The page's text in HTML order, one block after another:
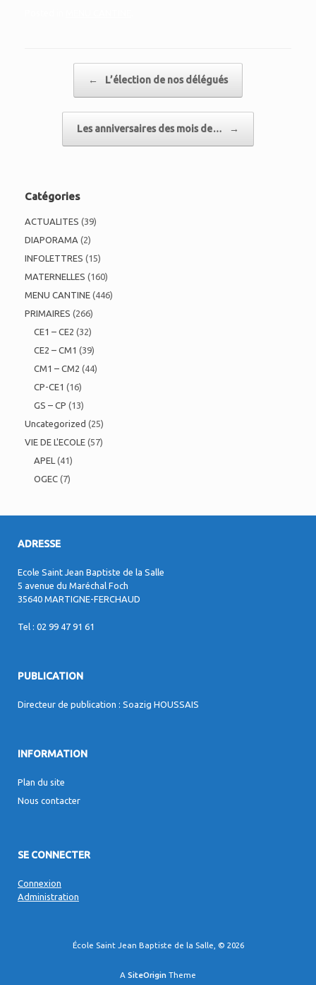
← L’élection de nos délégués
Les anniversaires des mois de… →
Catégories
ACTUALITES (39)
DIAPORAMA (2)
INFOLETTRES (15)
MATERNELLES (160)
MENU CANTINE (446)
PRIMAIRES (266)
CE1 – CE2 (32)
CE2 – CM1 (39)
CM1 – CM2 (44)
CP-CE1 (16)
GS – CP (13)
Uncategorized (25)
VIE DE L'ECOLE (57)
APEL (41)
OGEC (7)
ADRESSE
Ecole Saint Jean Baptiste de la Salle
5 avenue du Maréchal Foch
35640 MARTIGNE-FERCHAUD
Tel : 02 99 47 91 61
PUBLICATION
Directeur de publication : Soazig HOUSSAIS
INFORMATION
Plan du site
Nous contacter
SE CONNECTER
Connexion
Administration
École Saint Jean Baptiste de la Salle, © 2026
A SiteOrigin Theme